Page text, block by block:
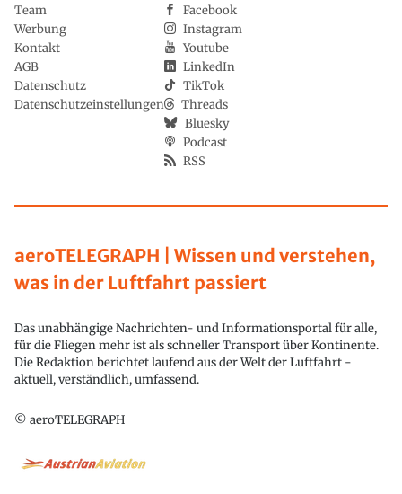
aeroTELEGRAPH | Wissen und verstehen,
was in der Luftfahrt passiert
Das unabhängige Nachrichten- und Informationsportal für alle,
für die Fliegen mehr ist als schneller Transport über Kontinente.
Die Redaktion berichtet laufend aus der Welt der Luftfahrt -
aktuell, verständlich, umfassend.
© aeroTELEGRAPH
Team
Werbung
Kontakt
AGB
Datenschutz
Datenschutzeinstellungen
Facebook
Instagram
Youtube
LinkedIn
TikTok
Threads
Bluesky
Podcast
RSS